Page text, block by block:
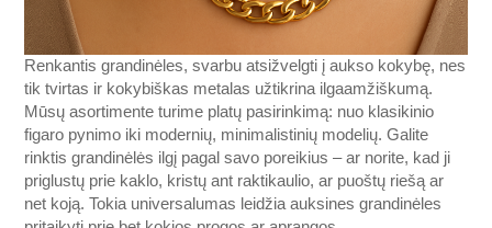
Renkantis grandinėles, svarbu atsižvelgti į aukso kokybę, nes
tik tvirtas ir kokybiškas metalas užtikrina ilgaamžiškumą.
Mūsų asortimente turime platų pasirinkimą: nuo klasikinio
figaro pynimo iki modernių, minimalistinių modelių. Galite
rinktis grandinėlės ilgį pagal savo poreikius – ar norite, kad ji
priglustų prie kaklo, kristų ant raktikaulio, ar puoštų riešą ar
net koją. Tokia universalumas leidžia auksines grandinėles